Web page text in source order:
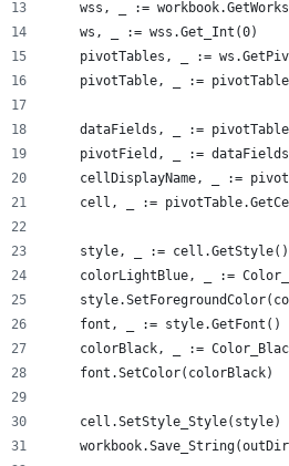
wss, _ :=
    ws, _ := wss.Get_Int(0)
pivotTables, _ :=
pivotTable, _ :=
dataFields, _ :=
pivotField, _ :=
cellDisplayName, _ :=
cell, _ :=
    style, _ := cell.GetStyle()
colorLightBlue, _ :=
    font, _ := style.GetFont()
colorBlack, _ :=
    font.SetColor(colorBlack)
    cell.SetStyle_Style(style)